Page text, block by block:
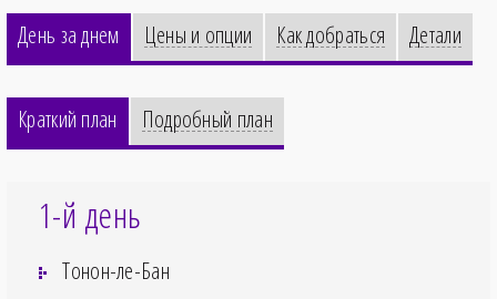
День за днем Цены и опции Как добраться Детали
Краткий план Подробный план
1-й день
Тонон-ле-Бан